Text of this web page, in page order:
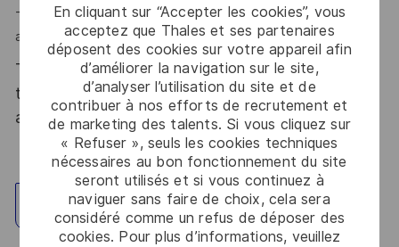
En cliquant sur “Accepter les cookies”, vous
acceptez que Thales et ses partenaires
déposent des cookies sur votre appareil afin
d’améliorer la navigation sur le site,
d’analyser l’utilisation du site et de
contribuer à nos efforts de recrutement et
de marketing des talents. Si vous cliquez sur
« Refuser », seuls les cookies techniques
nécessaires au bon fonctionnement du site
seront utilisés et si vous continuez à
naviguer sans faire de choix, cela sera
considéré comme un refus de déposer des
cookies. Pour plus d’informations, veuillez
- Vous appréciez le travail en équipe tout en étant
autonome, rigoureux et à l'écoute de vos interlocuteurs ?
Thales, entreprise Handi-Engagée, reconnait
tous les talents. La diversité est notre meilleur
atout. Postulez et rejoignez nous !
Explorez un site